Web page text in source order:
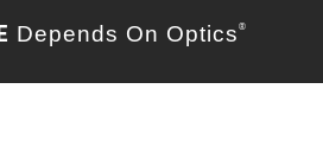
Depends On Optics ®